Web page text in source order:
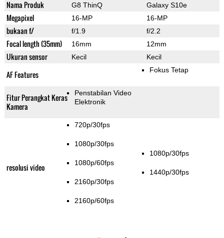
Nama Produk G8 ThinQ Galaxy S10e
Megapixel 16-MP 16-MP
bukaan f/ f/1.9 f/2.2
Focal length (35mm) 16mm 12mm
Ukuran sensor Kecil Kecil
AF Features Fokus Tetap
Fitur Perangkat Keras
Kamera
Penstabilan Video
Elektronik
resolusi video
720p/30fps
1080p/30fps
1080p/60fps
2160p/30fps
2160p/60fps
1080p/30fps
1440p/30fps